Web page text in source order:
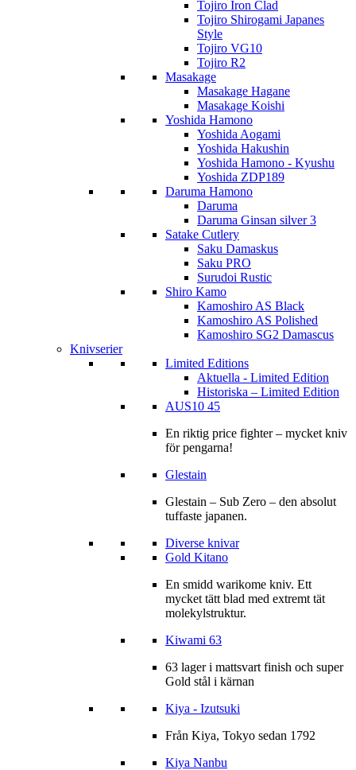
Tojiro Iron Clad
Tojiro Shirogami Japanes
Style
Tojiro VG10
Tojiro R2
Masakage
Masakage Hagane
Masakage Koishi
Yoshida Hamono
Yoshida Aogami
Yoshida Hakushin
Yoshida Hamono - Kyushu
Yoshida ZDP189
Daruma Hamono
Daruma
Daruma Ginsan silver 3
Satake Cutlery
Saku Damaskus
Saku PRO
Surudoi Rustic
Shiro Kamo
Kamoshiro AS Black
Kamoshiro AS Polished
Kamoshiro SG2 Damascus
Knivserier
Limited Editions
Aktuella - Limited Edition
Historiska – Limited Edition
AUS10 45
En riktig price fighter – mycket kniv
för pengarna!
Glestain
Glestain – Sub Zero – den absolut
tuffaste japanen.
Diverse knivar
Gold Kitano
En smidd warikome kniv. Ett
mycket tätt blad med extremt tät
molekylstruktur.
Kiwami 63
63 lager i mattsvart finish och super
Gold stål i kärnan
Kiya - Izutsuki
Från Kiya, Tokyo sedan 1792
Kiya Nanbu